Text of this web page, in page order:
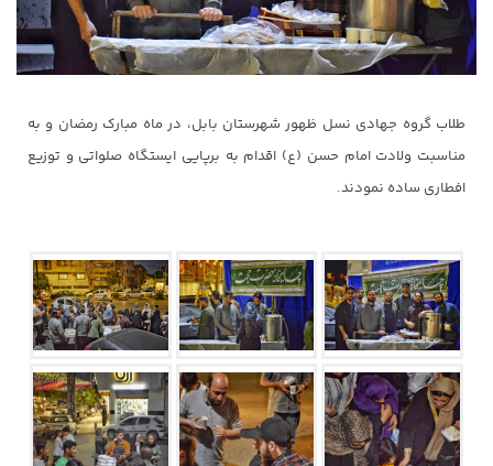
طلاب گروه جهادی نسل ظهور شهرستان بابل، در ماه مبارک رمضان و به
مناسبت ولادت امام حسن (ع) اقدام به برپایی ایستگاه صلواتی و توزیع
افطاری ساده نمودند.